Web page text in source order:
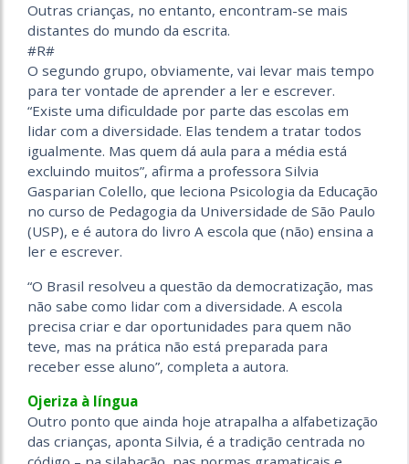
Outras crianças, no entanto, encontram-se mais
distantes do mundo da escrita.
#R#
O segundo grupo, obviamente, vai levar mais tempo
para ter vontade de aprender a ler e escrever.
“Existe uma dificuldade por parte das escolas em
lidar com a diversidade. Elas tendem a tratar todos
igualmente. Mas quem dá aula para a média está
excluindo muitos”, afirma a professora Silvia
Gasparian Colello, que leciona Psicologia da Educação
no curso de Pedagogia da Universidade de São Paulo
(USP), e é autora do livro A escola que (não) ensina a
ler e escrever.
“O Brasil resolveu a questão da democratização, mas
não sabe como lidar com a diversidade. A escola
precisa criar e dar oportunidades para quem não
teve, mas na prática não está preparada para
receber esse aluno”, completa a autora.
Ojeriza à língua
Outro ponto que ainda hoje atrapalha a alfabetização
das crianças, aponta Silvia, é a tradição centrada no